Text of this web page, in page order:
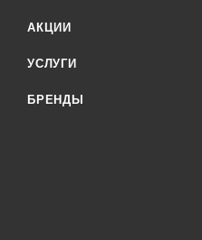
АКЦИИ
УСЛУГИ
БРЕНДЫ